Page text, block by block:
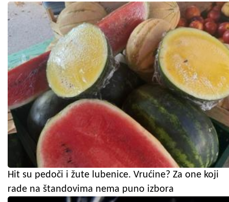
Hit su pedoči i žute lubenice. Vrućine? Za one koji
rade na štandovima nema puno izbora